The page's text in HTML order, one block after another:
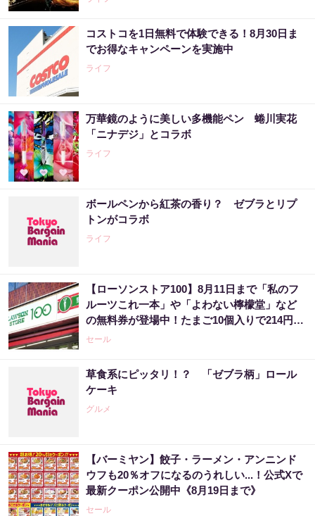
コストコを1日無料で体験できる！8月30日ま
でお得なキャンペーンを実施中
ライフ
万華鏡のように美しい多機能ペン 蜷川実花
「ニナデジ」とコラボ
ライフ
ボールペンから紅茶の香り？ ゼブラとリプ
トンがコラボ
ライフ
【ローソンストア100】8月11日まで「私のフ
ルーツこれ一本」や「よわない檸檬堂」など
の無料券が登場中！たまご10個入りで214円な
どのお得企画も見逃せない。
セール
草食系にピッタリ！？ 「ゼブラ柄」ロール
ケーキ
グルメ
【バーミヤン】餃子・ラーメン・アンニンド
ウフも20％オフになるのうれしい...！公式Xで
最新クーポン公開中《8月19日まで》
セール